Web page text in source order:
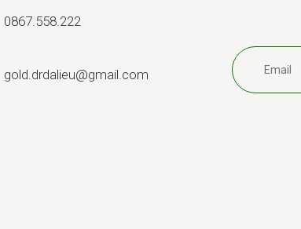
0867.558.222
gold.drdalieu@gmail.com